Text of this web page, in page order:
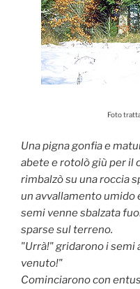
Foto
Una pigna gonfia e
abete e rotolò giù per il
rimbalzò su una roccia
un avvallamento umido
semi venne sbalzata
sparse sul terreno.
"Urrà!" gridarono i
venuto!"
Cominciarono con